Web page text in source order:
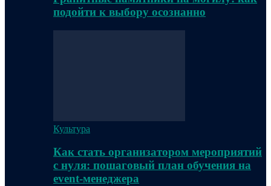
подойти к выбору осознанно
Культура
Как стать организатором мероприятий
с нуля: пошаговый план обучения на
event-менеджера